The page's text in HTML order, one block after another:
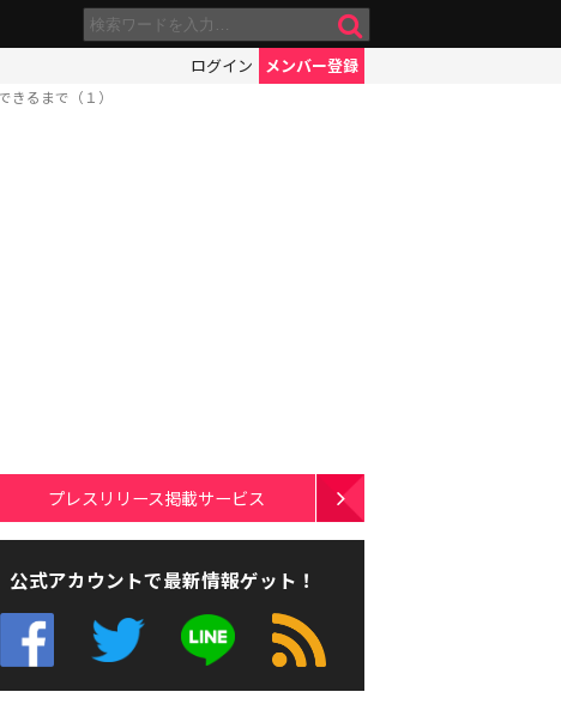
ログイン メンバー登録
るまで（１）
プレスリリース掲載サービス
公式アカウントで最新情報ゲット！